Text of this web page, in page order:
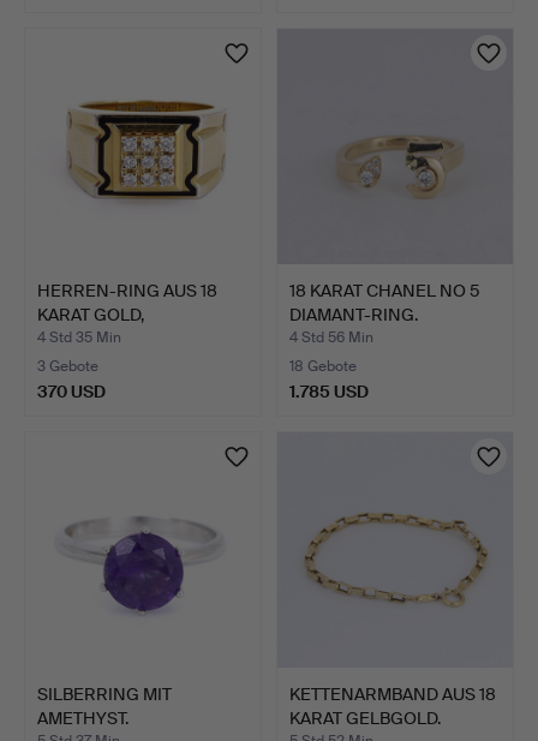
HERREN-RING AUS 18
KARAT GOLD,
DIAMANTBESE…
4 Std 35 Min
3 Gebote
370 USD
18 KARAT CHANEL NO 5
DIAMANT-RING.
4 Std 56 Min
18 Gebote
1.785 USD
SILBERRING MIT
AMETHYST.
KETTENARMBAND AUS 18
KARAT GELBGOLD.